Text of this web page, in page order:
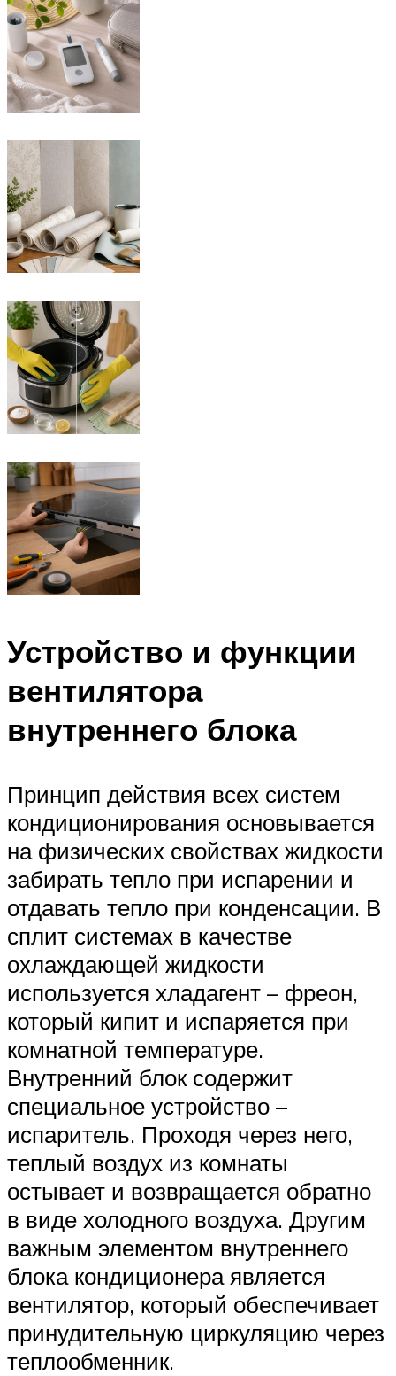
Устройство и функции
вентилятора
внутреннего блока
Принцип действия всех систем
кондиционирования основывается
на физических свойствах жидкости
забирать тепло при испарении и
отдавать тепло при конденсации. В
сплит системах в качестве
охлаждающей жидкости
используется хладагент – фреон,
который кипит и испаряется при
комнатной температуре.
Внутренний блок содержит
специальное устройство –
испаритель. Проходя через него,
теплый воздух из комнаты
остывает и возвращается обратно
в виде холодного воздуха. Другим
важным элементом внутреннего
блока кондиционера является
вентилятор, который обеспечивает
принудительную циркуляцию через
теплообменник.